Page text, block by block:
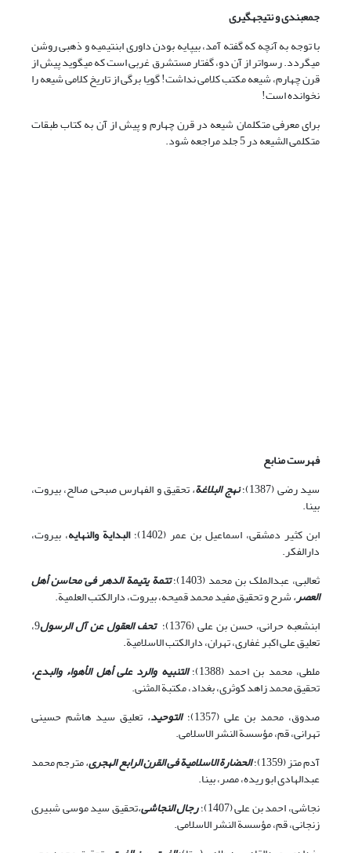
جمع‏بندی و نتیجه‏گیری
با توجه به آنچه که گفته آمد، بى‏پایه بودن داورى ابن‏تیمیه و ذهبى روشن
می‏گردد. رسواتر از آن دو، گفتار مستشرق غربى است که مى‏گوید پیش از
قرن چهارم، شیعه مکتب کلامى نداشت! گویا برگى از تاریخ کلامى شیعه را
نخوانده است!
براى معرفى متکلمان شیعه در قرن چهارم و پیش از آن به کتاب طبقات
متکلمى الشیعه در 5 جلد مراجعه شود.
فهرست منابع
سید رضی (1387)؛
نهج البلاغة،تحقیق و الفهارس صبحى صالح، بیروت،
بى‏نا.
ابن کثیر دمشقی، اسماعیل بن عمر (1402)؛
البدایة والنهایه، بیروت،
دارالفکر.
ثعالبی، عبدالملک بن محمد (1403)؛
تتمة یتیمة الدهر فی محاسن أهل
العصر،شرح و تحقیق مفید محمد قمیحه، بیروت، دارالکتب العلمیة.
ابن‏شعبه حرانی، حسن بن علی (1376)؛
تحف العقول عن آل الرسول 9،
تعلیق على اکبر غفارى، تهران، دارالکتب الاسلامیة.
ملطی، محمد بن احمد (1388)؛
التنبیه والرد على أهل الأهواء والبدع،
تحقیق محمد زاهد کوثرى، بغداد، مکتبة المثنى.
صدوق، محمد بن علی (1357)؛
التوحید، تعلیق سید هاشم حسینى
تهرانى، قم، مؤسسة النشر الاسلامى.
آدم متز (1359)؛
الحضارة الاسلامیة فى القرن الرابع الهجرى،مترجم محمد
عبدالهادى ابو ریده، مصر، بی‏نا.
نجاشی، احمد بن علی (1407)؛
رجال النجاشى،تحقیق سید موسى شبیرى
زنجانى، قم، مؤسسة النشر الاسلامى.